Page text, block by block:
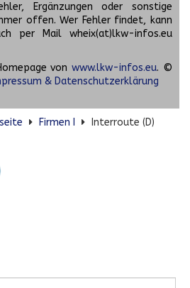
Ergänzungen oder sonstige
offen. Wer Fehler findet, kann
per Mail wheix(at)lkw-infos.eu
von www.lkw-infos.eu. ©
& Datenschutzerklärung
Firmen I Interroute (D)